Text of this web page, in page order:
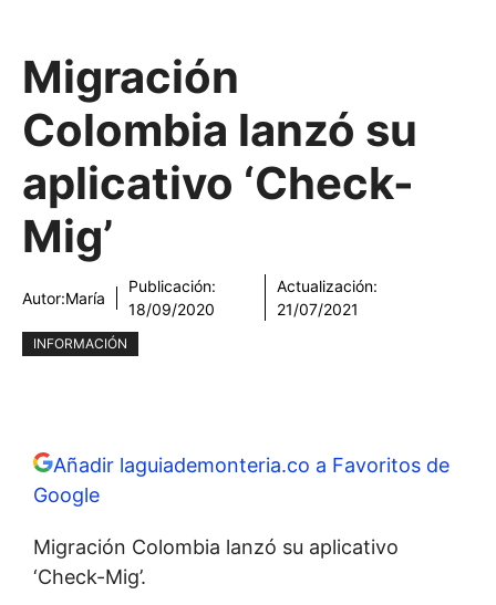
Migración
Colombia lanzó su
aplicativo ‘Check-
Mig’
Autor:María
Publicación:
18/09/2020
Actualización:
21/07/2021
INFORMACIÓN
Añadir laguiademonteria.co a Favoritos de
Google
Migración Colombia lanzó su aplicativo
‘Check-Mig’.